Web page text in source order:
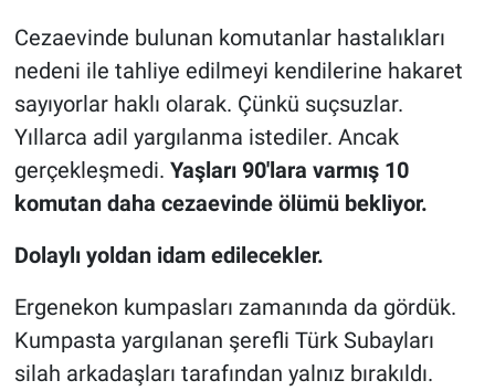
Cezaevinde bulunan komutanlar hastalıkları
nedeni ile tahliye edilmeyi kendilerine hakaret
sayıyorlar haklı olarak. Çünkü suçsuzlar.
Yıllarca adil yargılanma istediler. Ancak
gerçekleşmedi. Yaşları 90'lara varmış 10
komutan daha cezaevinde ölümü bekliyor.
Dolaylı yoldan idam edilecekler.
Ergenekon kumpasları zamanında da gördük.
Kumpasta yargılanan şerefli Türk Subayları
silah arkadaşları tarafından yalnız bırakıldı.